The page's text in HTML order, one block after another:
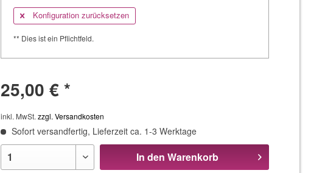
Konfiguration zurücksetzen
** Dies ist ein Pflichtfeld.
25,00 € *
inkl. MwSt.zzgl. Versandkosten
Sofort versandfertig, Lieferzeit ca. 1-3 Werktage
In den Warenkorb